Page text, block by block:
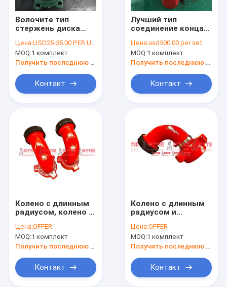
Волочите тип
стержень диска
клапан-бабочки НЭ-
я БФВ НЭ-к
КАМЕРОНА
клапан-бабочек
дуктильный
Цена:USD25-35.00 PER UNIT
MOQ:1 комплект
Контакт
Лучший тип
соединение конца
ОТЭКО манометра
грязи д газ
стандартной Валт
кислый
Цена:usd500.00 per set
MOQ:1 комплект
Контакт
Колено с длинным
радиусом, колено с
цельные фитинги,
цельное колено 90
градусов, Рис. 1502
Цена:OFFER
MOQ:1 комплект
Получить последнюю цену
Контакт
Колено с длинным
радиусом и
цельнолитые
фитинги
Цена:OFFER
MOQ:1 комплект
Получить последнюю цену
Контакт